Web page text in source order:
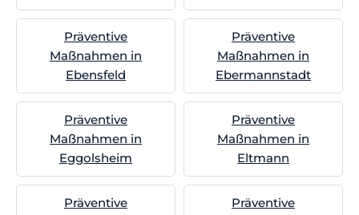
Präventive
Maßnahmen in
Ebensfeld
Präventive
Maßnahmen in
Ebermannstadt
Präventive
Maßnahmen in
Eggolsheim
Präventive
Maßnahmen in
Eltmann
Präventive
Präventive